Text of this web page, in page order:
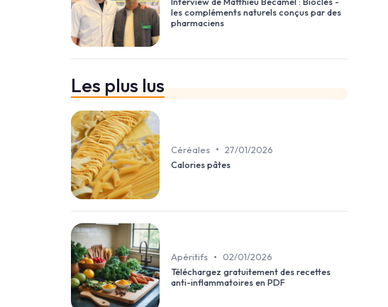
les compléments naturels conçus par des
pharmaciens
Les plus lus
Céréales • 27/01/2026
Calories pâtes
Apéritifs •
02/01/2026
Téléchargez gratuitement des recettes
anti-inflammatoires en PDF